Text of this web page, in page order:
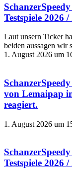
SchanzerSpeedy
Testspiele 2026 /
Laut unsern Ticker
beiden aussagen wir
1. August 2026 um
SchanzerSpeedy
von Lemaipap
reagiert.
1. August 2026 um
SchanzerSpeedy
Testspiele 2026 /